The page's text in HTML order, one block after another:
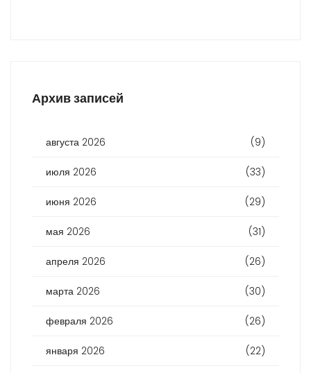
Архив записей
августа 2026 (9)
июля 2026 (33)
июня 2026 (29)
мая 2026 (31)
апреля 2026 (26)
марта 2026 (30)
февраля 2026 (26)
января 2026 (22)